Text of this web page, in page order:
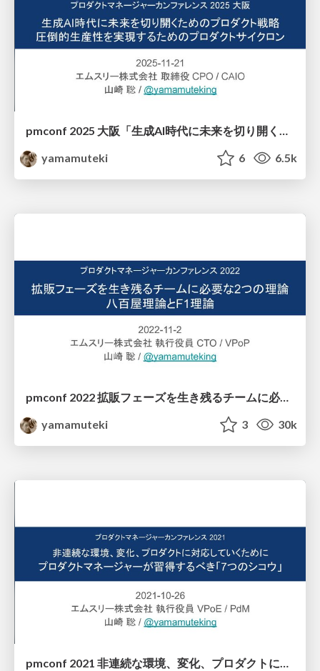
pmconf 2025 大阪「生成AI時代に未来を切り開くためのプロダクト戦略：圧倒的生産性を実現するためのプロダクトサイクロン」 / The Product Cyclone for Outstanding Productivity
yamamuteki
6 6.5k
pmconf 2022 拡販フェーズを生き残るチームに必要な2つの理論：八百屋理論とF1理論 / Two Theories for Product Team to Survive Growth Phase: Yaoya and F1 Theory
yamamuteki
3 30k
pmconf 2021 非連続な環境、変化、プロダクトに対応していくためにプロダクトマネージャーが習得するべき「7つのシコウ」 / "7 Shikou" for Product Management in Discontinuous Environments, Changes and Products